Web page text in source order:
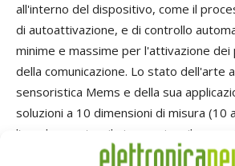
all'interno del dispositivo, come il
di autoattivazione, e di controllo
minime e massime per l'attivazione
della comunicazione. Lo stato dell'arte
sensoristica Mems e della sua
soluzioni a 10 dimensioni di misura (10
l'accelerometro, il giroscopio e il
riguarda invece la pressione. Grazie a